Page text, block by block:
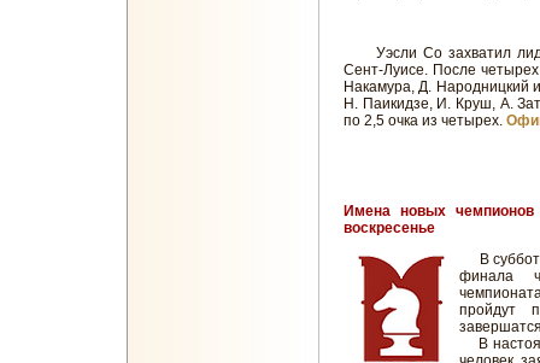
Уэсли Со захватил
Сент-Луисе. После
Накамура, Д. Народницкий
Н. Паикидзе, И. Круш, А.
по 2,5 очка из четырех.
Имена новых
воскресенье
В
финала
пройдут
В